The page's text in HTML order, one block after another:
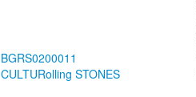
BGRS0200011
CULTURolling STONES